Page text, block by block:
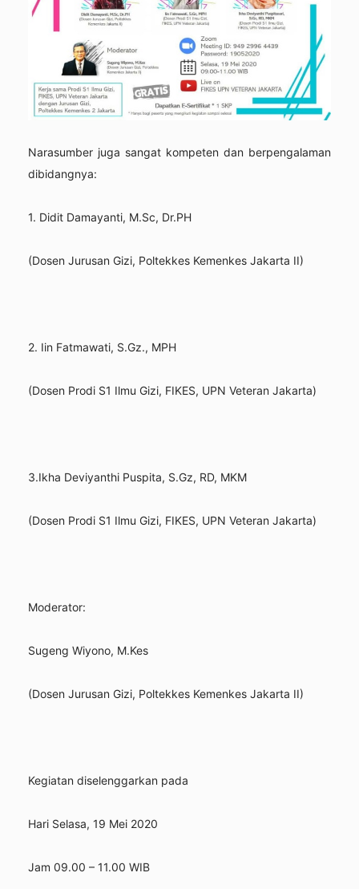
Narasumber juga sangat kompeten dan berpengalaman
dibidangnya:
1. Didit Damayanti, M.Sc, Dr.PH
(Dosen Jurusan Gizi, Poltekkes Kemenkes Jakarta II)
2. Iin Fatmawati, S.Gz., MPH
(Dosen Prodi S1 Ilmu Gizi, FIKES, UPN Veteran Jakarta)
3.Ikha Deviyanthi Puspita, S.Gz, RD, MKM
(Dosen Prodi S1 Ilmu Gizi, FIKES, UPN Veteran Jakarta)
Moderator:
Sugeng Wiyono, M.Kes
(Dosen Jurusan Gizi, Poltekkes Kemenkes Jakarta II)
Kegiatan diselenggarkan pada
Hari Selasa, 19 Mei 2020
Jam 09.00 – 11.00 WIB